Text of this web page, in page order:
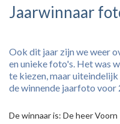
Jaarwinnaar
Ook dit jaar zijn we weer
en unieke foto's. Het was
te kiezen, maar
de winnende jaarfoto voor
De winnaar is: De heer Voorn